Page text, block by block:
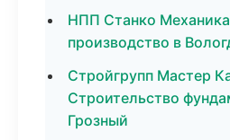
НПП Станко
производство в
Стройгрупп Мастер
Строительство
Грозный